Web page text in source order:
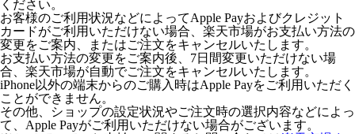
ください。
お客様のご利用状況などによってApple Payおよびクレジット
カードがご利用いただけない場合、楽天市場がお支払い方法の
変更をご案内、またはご注文をキャンセルいたします。
お支払い方法の変更をご案内後、7日間変更いただけない場
合、楽天市場が自動でご注文をキャンセルいたします。
iPhone以外の端末からのご購入時はApple Payをご利用いただく
ことができません。
その他、ショップの設定状況やご注文時の選択内容などによっ
て、Apple Payがご利用いただけない場合がございます。